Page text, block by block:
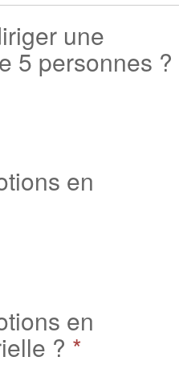
une
5 personnes ?
en
en
? *